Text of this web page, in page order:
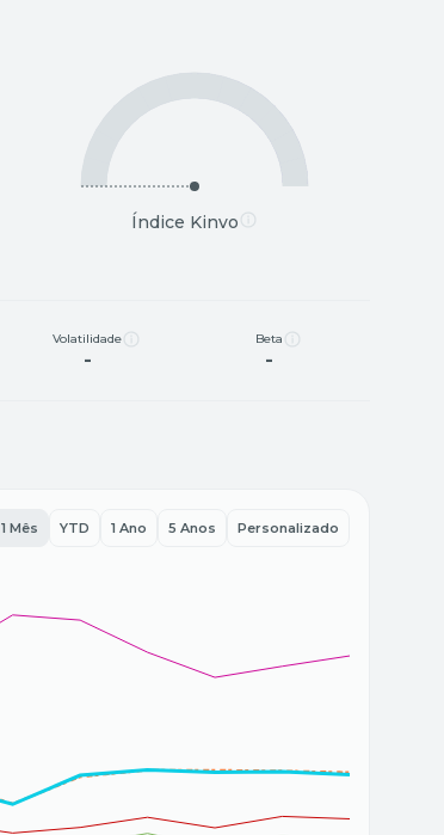
Índice Kinvo
Volatilidade
-
Beta
-
1 Mês YTD 1 Ano 5 Anos Personalizado